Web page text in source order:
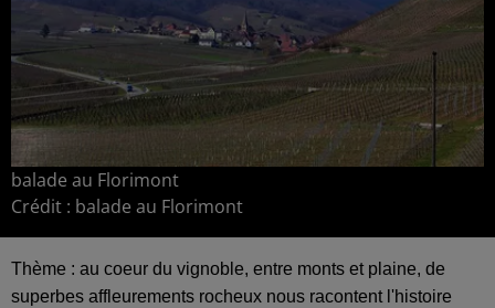
balade au Florimont
Crédit : balade au Florimont
Thème : au coeur du vignoble, entre monts et plaine, de
superbes affleurements rocheux nous racontent l'histoire